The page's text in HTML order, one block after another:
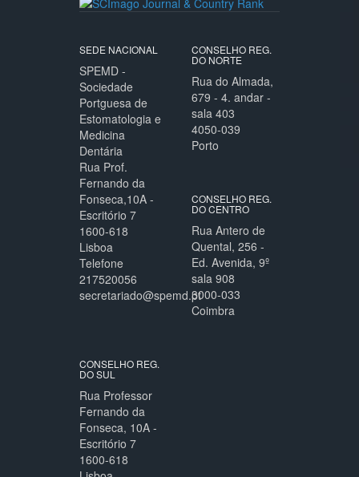
SEDE NACIONAL
SPEMD -
Sociedade
Portguesa de
Estomatologia e
Medicina
Dentária
Rua Prof.
Fernando da
Fonseca,10A -
Escritório 7
1600-618
Lisboa
Telefone
217520056
secretariado@spemd.pt
CONSELHO REG.
DO NORTE
Rua do Almada,
679 - 4. andar -
sala 403
4050-039
Porto
CONSELHO REG.
DO CENTRO
Rua Antero de
Quental, 256 -
Ed. Avenida, 9º
sala 908
3000-033
Coimbra
CONSELHO REG.
DO SUL
Rua Professor
Fernando da
Fonseca, 10A -
Escritório 7
1600-618